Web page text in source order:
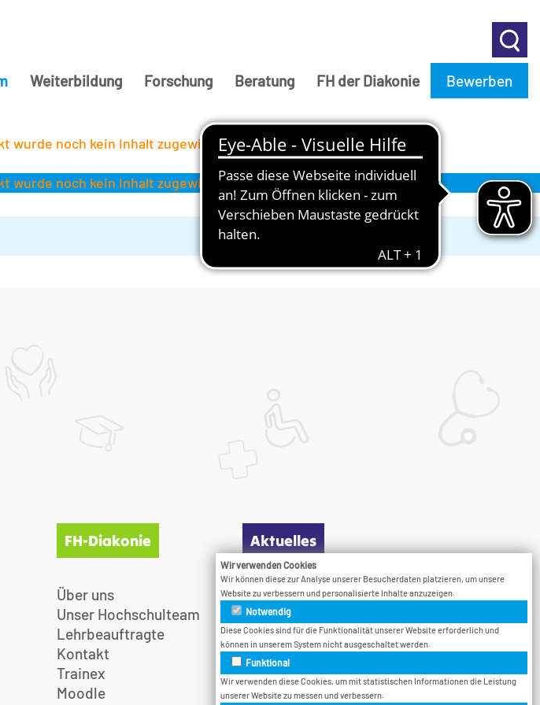
Weiterbildung Forschung Beratung FH der Diakonie Bewerben
wurde noch kein Inhalt zugewiesen!
wurde noch kein Inhalt zugewiesen!
FH-Diakonie
Über uns
Unser Hochschulteam
Lehrbeauftragte
Kontakt
Trainex
Moodle
Aktuelles
Infotage
Vodcast
Veranstaltungen
Bethel.Jetzt
Wir verwenden Cookies
Wir können diese zur Analyse unserer Besucherdaten platzieren, um unsere
Website zu verbessern und personalisierte Inhalte anzuzeigen.
Notwendig
Diese Cookies sind für die Funktionalität unserer Website erforderlich und
können in unserem System nicht ausgeschaltet werden.
Funktional
Wir verwenden diese Cookies, um mit statistischen Informationen die Leistung
unserer Website zu messen und verbessern.